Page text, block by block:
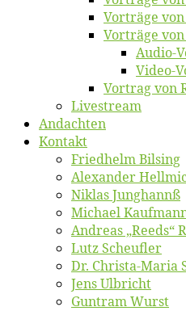
Vor­trä­ge
Vor­trä­ge
Au­dio-
Vi­deo-
Vor­trag von
Live­stream
An­dach­ten
Kon­takt
Fried­helm Bilsing
Alex­an­der
Ni­klas Junghannß
Mi­cha­el
An­dre­as „Reeds“
Lutz Scheuf­ler
Dr. Chris­­ta-Ma­ria
Jens Ulb­richt
Gun­tram Wurst